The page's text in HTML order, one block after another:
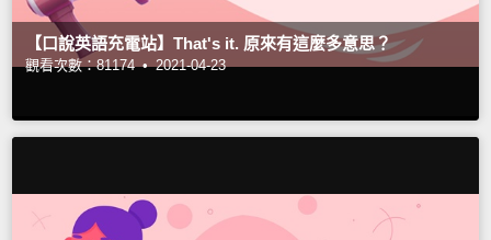
【口說英語充電站】That's it. 原來有這麼多意思？
觀看次數：81174 • 2021-04-23